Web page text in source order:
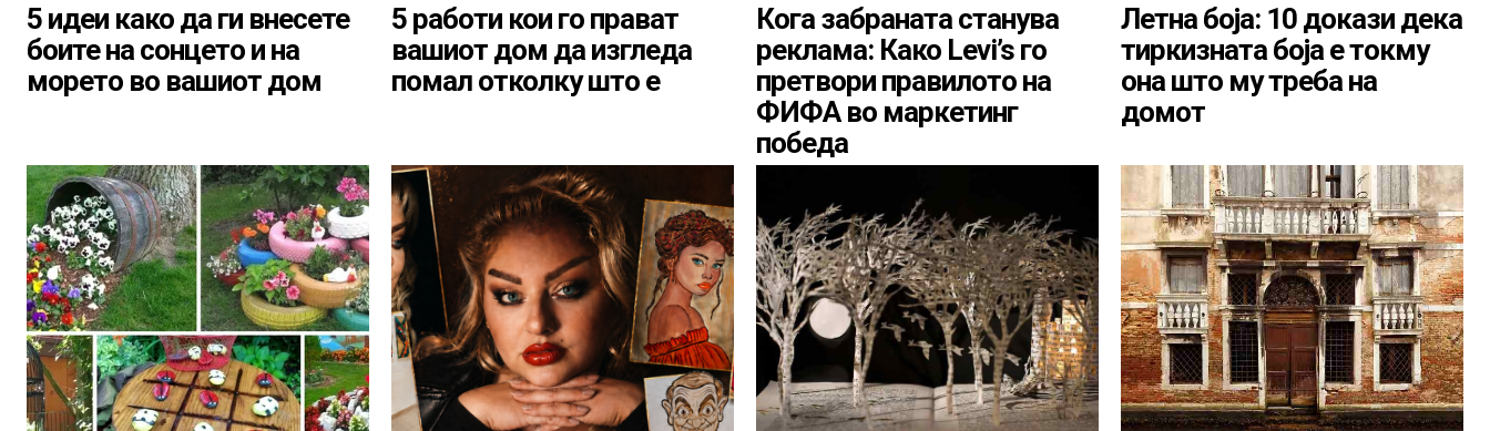
5 идеи како да ги внесете
боите на сонцето и на
морето во вашиот дом
5 работи кои го прават
вашиот дом да изгледа
помал отколку што е
Кога забраната станува
реклама: Како Levi’s го
претвори правилото на
ФИФА во маркетинг
победа
Летна боја: 10 докази дека
тиркизната боја е токму
она што му треба на
домот